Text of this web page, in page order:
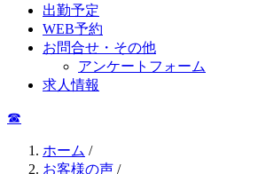
出勤予定
WEB予約
お問合せ・その他
アンケートフォーム
求人情報
☎︎
ホーム /
お客様の声 /